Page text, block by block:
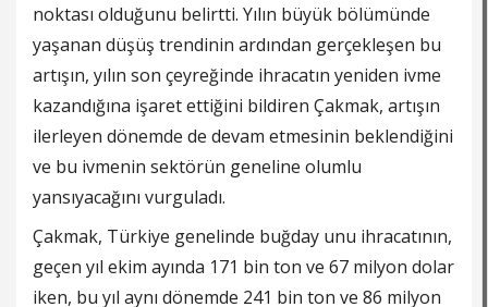
noktası olduğunu belirtti. Yılın büyük bölümünde
yaşanan düşüş trendinin ardından gerçekleşen bu
artışın, yılın son çeyreğinde ihracatın yeniden ivme
kazandığına işaret ettiğini bildiren Çakmak, artışın
ilerleyen dönemde de devam etmesinin beklendiğini
ve bu ivmenin sektörün geneline olumlu
yansıyacağını vurguladı.
Çakmak, Türkiye genelinde buğday unu ihracatının,
geçen yıl ekim ayında 171 bin ton ve 67 milyon dolar
iken, bu yıl aynı dönemde 241 bin ton ve 86 milyon